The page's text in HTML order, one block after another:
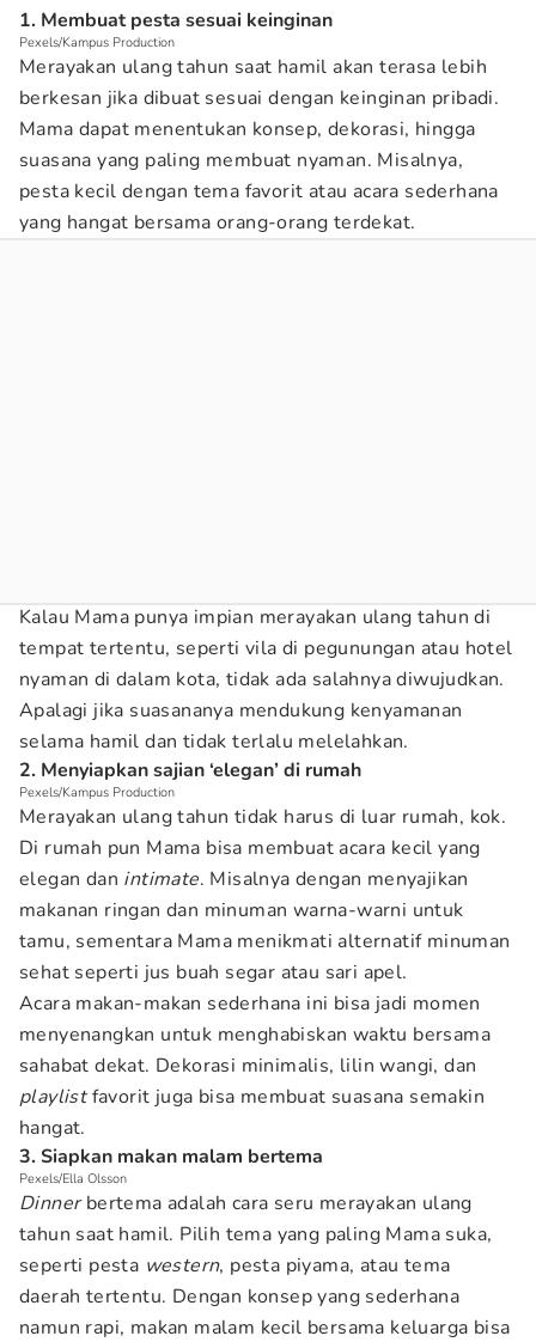
1. Membuat pesta sesuai keinginan
Pexels/Kampus Production
Merayakan ulang tahun saat hamil akan terasa lebih
berkesan jika dibuat sesuai dengan keinginan pribadi.
Mama dapat menentukan konsep, dekorasi, hingga
suasana yang paling membuat nyaman. Misalnya,
pesta kecil dengan tema favorit atau acara sederhana
yang hangat bersama orang-orang terdekat.
Kalau Mama punya impian merayakan ulang tahun di
tempat tertentu, seperti vila di pegunungan atau hotel
nyaman di dalam kota, tidak ada salahnya diwujudkan.
Apalagi jika suasananya mendukung kenyamanan
selama hamil dan tidak terlalu melelahkan.
2. Menyiapkan sajian ‘elegan’ di rumah
Pexels/Kampus Production
Merayakan ulang tahun tidak harus di luar rumah, kok.
Di rumah pun Mama bisa membuat acara kecil yang
elegan dan intimate. Misalnya dengan menyajikan
makanan ringan dan minuman warna-warni untuk
tamu, sementara Mama menikmati alternatif minuman
sehat seperti jus buah segar atau sari apel.
Acara makan-makan sederhana ini bisa jadi momen
menyenangkan untuk menghabiskan waktu bersama
sahabat dekat. Dekorasi minimalis, lilin wangi, dan
playlistfavorit juga bisa membuat suasana semakin
hangat.
3. Siapkan makan malam bertema
Pexels/Ella Olsson
Dinnerbertema adalah cara seru merayakan ulang
tahun saat hamil. Pilih tema yang paling Mama suka,
seperti pesta western, pesta piyama, atau tema
daerah tertentu. Dengan konsep yang sederhana
namun rapi, makan malam kecil bersama keluarga bisa